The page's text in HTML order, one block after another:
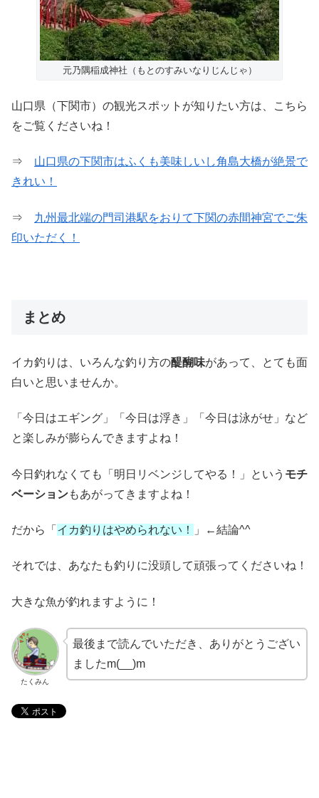
元乃隅稲成神社（もとのすみいなりじんじゃ）
山口県（下関市）の観光スポットが知りたい方は、こちら
をご覧くださいね！
⇒ 山口県の下関市はふくも美味しいし角島大橋が絶景で
きれい！
⇒ 九州最北端の門司港駅をおりて下関の赤間神宮でご朱
印いただく！
まとめ
イカ釣りは、いろんな釣り方の醍醐味があって、とても面
白いと思いませんか。
「今日はエギング」「今日は浮き」「今日は泳がせ」など
と楽しみが膨らんできますよね！
今日釣れなくても「明日リベンジしてやる！」という モチ
ベーションもあがってきますよね！
だから「 イカ釣りはやめられない！ 」←結論^^
それでは、あなたも釣りに没頭して頑張ってくださいね！
大きな魚が釣れますように！
たくみん
最後まで読んでいただき、ありがとうござい
ましたm(__)m